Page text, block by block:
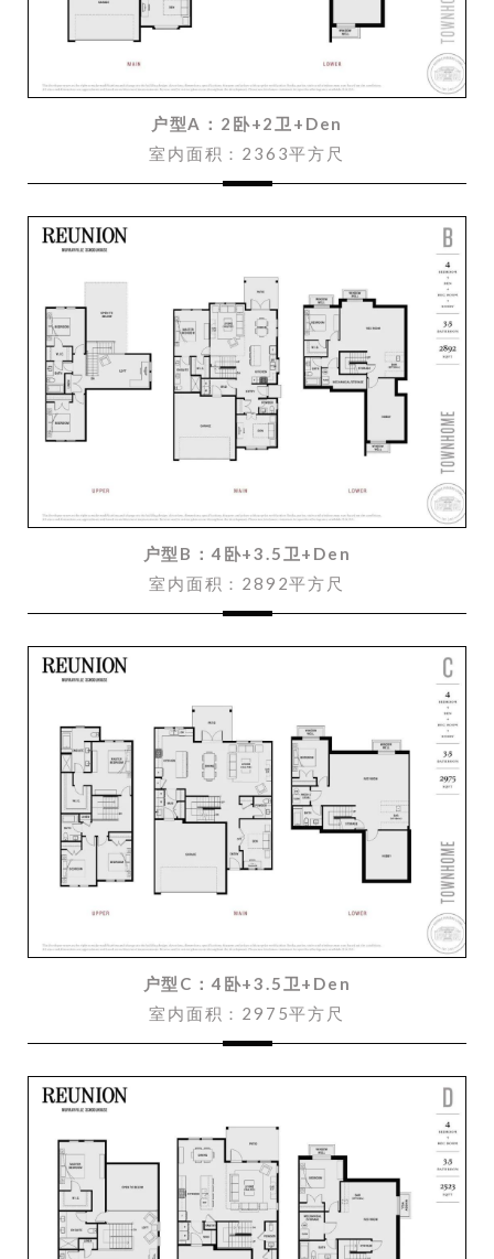
户型A：2卧+2卫+Den
室内面积：2363平方尺
户型B：4卧+3.5卫+Den
室内面积：2892平方尺
户型C：4卧+3.5卫+Den
室内面积：2975平方尺